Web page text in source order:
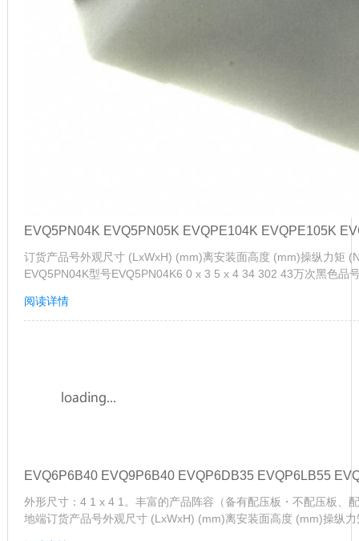
EVQ5PN04K EVQ5PN05K EVQPE104K EVQPE105K
订货产品号外观尺寸 (LxWxH) (mm)离安装面高度 (mm)操纵力矩
EVQ5PN04K型号EVQ5PN04K6 0 x 3 5 x 4 34 302 43万次黑色品
阅读详情
EVQ6P6B40 EVQ9P6B40 EVQP6DB35 EVQP6LB55
外形尺寸：4 1 x 4 1。丰富的产品阵容（备有配压板・不配压板、
地端订货产品号外观尺寸 (LxWxH) (mm)离安装面高度 (mm)操纵